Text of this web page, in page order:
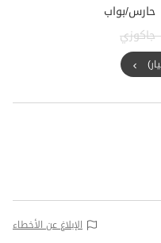
حارس/بواب
جاكوزي
الإبلاغ عن الأخطاء